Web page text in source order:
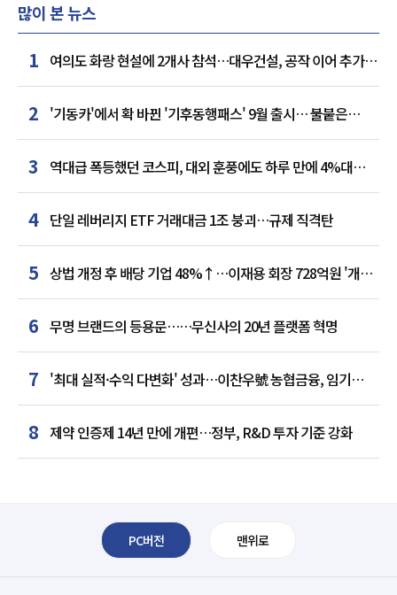
많이 본 뉴스
1 여의도 화랑 현설에 2개사 참석…대우건설, 공작 이어 추가
거점 확보하나
2 '기동카'에서 확 바뀐 '기후동행패스' 9월 출시… 불붙은
카드사 경쟁
3
역대급 폭등했던 코스피, 대외 훈풍에도 하루 만에 4%대
급락
4 단일 레버리지 ETF 거래대금 1조 붕괴…규제 직격탄
5 상법 개정 후 배당 기업 48%↑…이재용 회장 728억원 '개인
최다'
6 무명 브랜드의 등용문……무신사의 20년 플랫폼 혁명
7 '최대 실적·수익 다변화' 성과…이찬우號 농협금융, 임기
말년 성장 박차
8 제약 인증제 14년 만에 개편…정부, R&D 투자 기준 강화
PC버전 맨위로